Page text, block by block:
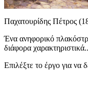
Παχατουρίδης Πέτρος
Ένα ανηφορικό
διάφορα
Επιλέξτε το έργο για να